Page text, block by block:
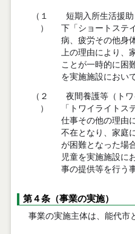
（１
）
短期入所生活援
下「ショートステ
病、疲労その他身
上の理由により、
ことが一時的に困
を実施施設におい
（２
）
夜間養護等（ト
「トワイライトス
仕事その他の理由
不在となり、家庭
が困難となった場
児童を実施施設に
事の提供等を行う
第４条（事業の実施）
事業の実施主体は、能代市